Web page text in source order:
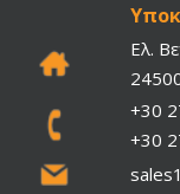
Ελ.
+30
+30